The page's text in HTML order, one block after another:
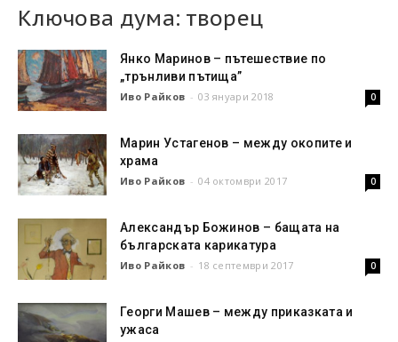
Ключова дума: творец
Янко Маринов – пътешествие по
„трънливи пътища”
Иво Райков - 03 януари 2018 0
Марин Устагенов – между окопите и
храма
Иво Райков - 04 октомври 2017 0
Александър Божинов – бащата на
българската карикатура
Иво Райков - 18 септември 2017 0
Георги Машев – между приказката и
ужаса